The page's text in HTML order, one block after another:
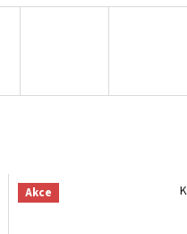
Akce